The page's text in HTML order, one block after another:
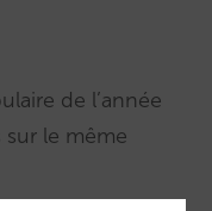
de l’année
le même